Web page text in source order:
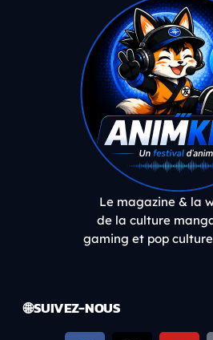
Le magazine & la
de la culture
gaming et pop
🌐 SUIVEZ-NOUS